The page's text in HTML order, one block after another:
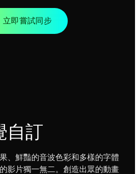
立即嘗試同步
自訂
、鮮豔的音波色彩和多樣的字體
影片獨一無二。創造出眾的動畫